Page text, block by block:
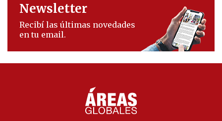
Newsletter
Recibí las últimas novedades
en tu email.